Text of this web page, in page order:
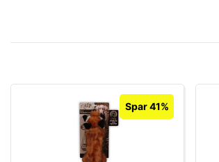
Spar 41%